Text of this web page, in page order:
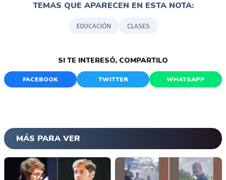
TEMAS QUE APARECEN EN ESTA NOTA:
EDUCACIÓN CLASES
SI TE INTERESÓ, COMPARTILO
FACEBOOK TWITTER WHATSAPP
MÁS PARA VER